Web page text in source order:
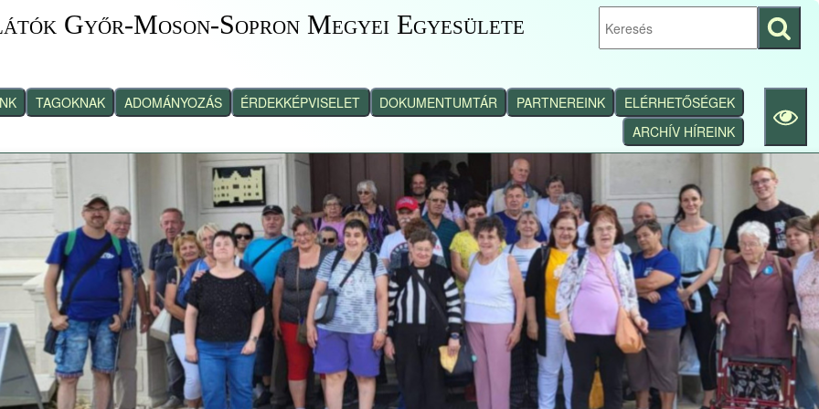
Győr-Moson-Sopron Megyei Egyesülete
Keresés
indítása
TAGOKNAK ADOMÁNYOZÁS ÉRDEKKÉPVISELET DOKUMENTUMTÁR PARTNEREINK
ELÉRHETŐSÉGEK
ARCHÍV HÍREINK